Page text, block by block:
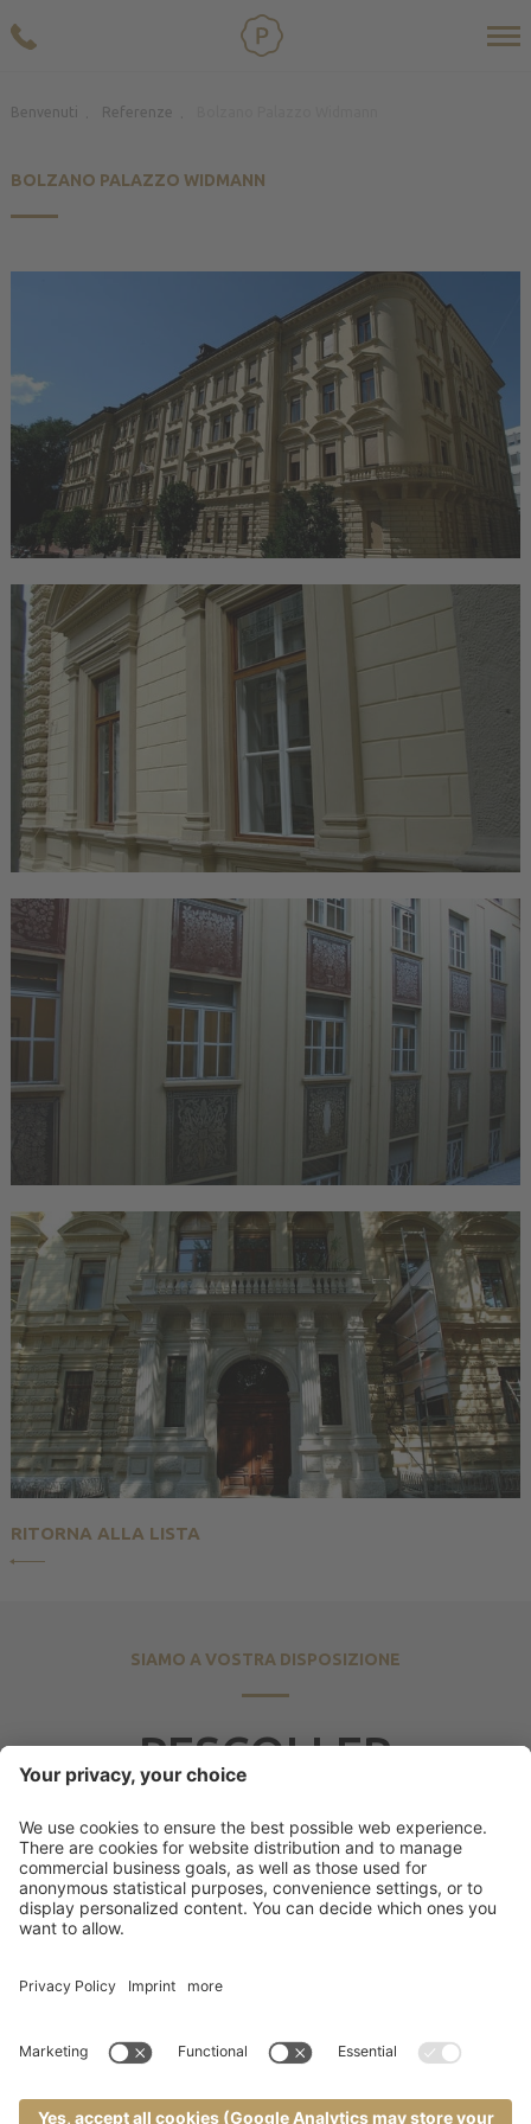
Benvenuti Referenze
BOLZANO PALAZZO WIDMANN
RITORNA ALLA LISTA
SIAMO A VOSTRA DISPOSIZIONE
PESCOLLER
Pescoller S.r.l.
Pass. Brignoles 6.39031Brunico(I).Visualizza
+39 0474 554 778.restauro@pescoller.it